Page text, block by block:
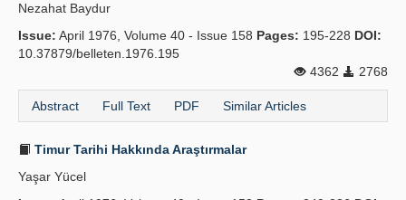
Nezahat Baydur
Issue: April 1976, Volume 40 - Issue 158 Pages: 195-228 DOI:
10.37879/belleten.1976.195
4362
2768
Abstract Full Text PDF Similar Articles
Timur Tarihi Hakkında Araştırmalar
Yaşar Yücel